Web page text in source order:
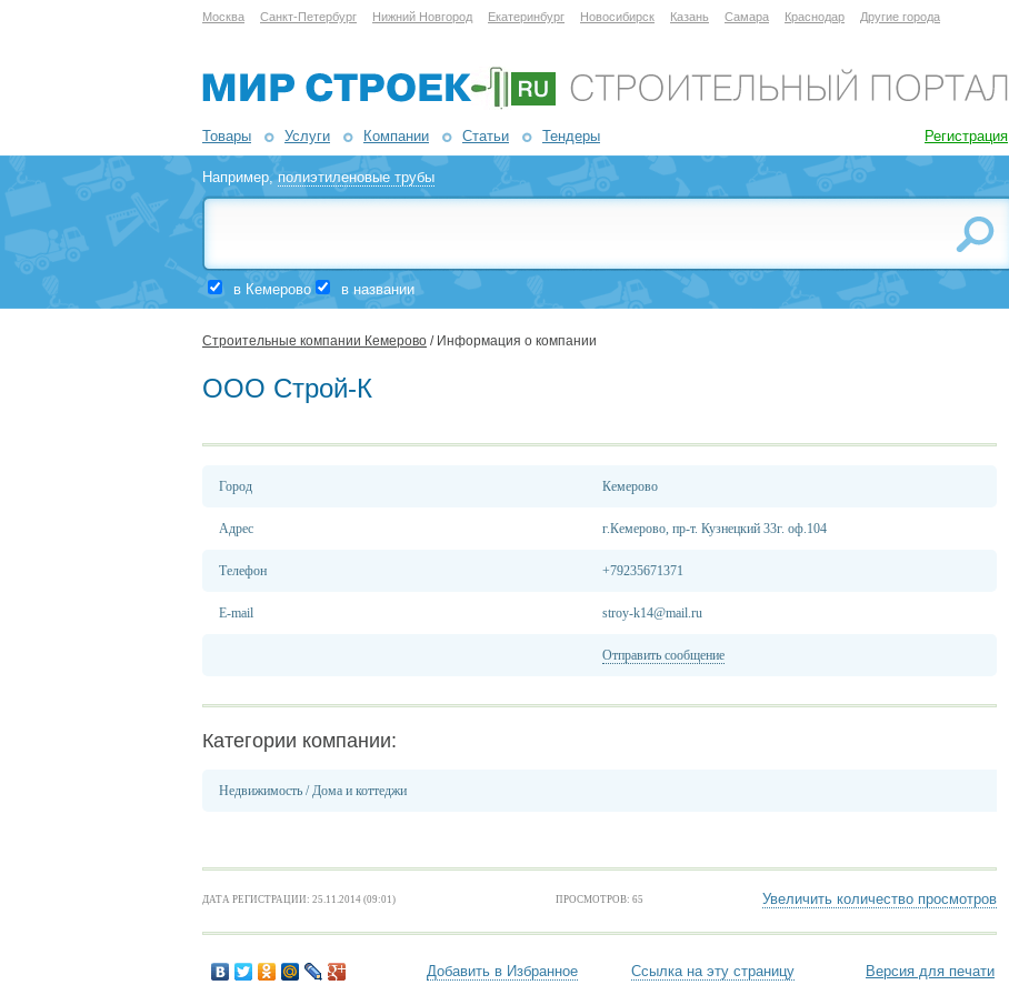
Москва Санкт-Петербург Нижний Новгород Екатеринбург Новосибирск Казань Самара Краснодар Другие города
Товары Услуги Компании Статьи Тендеры Регистрация
Например,полиэтиленовые трубы
в Кемерово в названии
Строительные компании Кемерово / Информация о компании
ООО Строй-К
Город Кемерово
Адрес г.Кемерово, пр-т. Кузнецкий 33г. оф.104
Телефон +79235671371
E-mail stroy-k14@mail.ru
Отправить сообщение
Категории компании:
Недвижимость /Дома и коттеджи
ДАТА РЕГИСТРАЦИИ: 25.11.2014 (09:01) ПРОСМОТРОВ: 65 Увеличить количество просмотров
Добавить в Избранное Ссылка на эту страницу Версия для печати